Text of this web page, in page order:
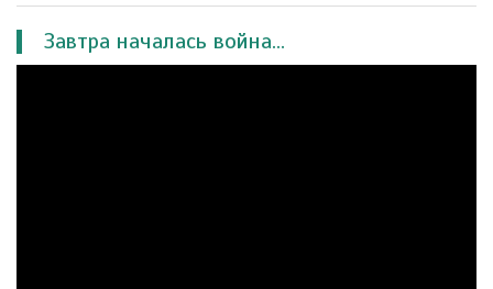
Завтра началась война...